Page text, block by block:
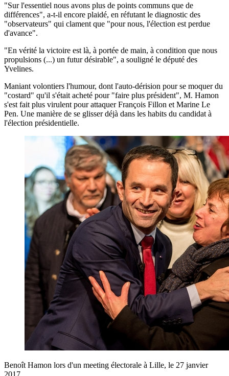
"Sur l'essentiel nous avons plus de points communs que de
différences", a-t-il encore plaidé, en réfutant le diagnostic des
"observateurs" qui clament que "pour nous, l'élection est perdue
d'avance".
"En vérité la victoire est là, à portée de main, à condition que nous
propulsions (...) un futur désirable", a souligné le député des
Yvelines.
Maniant volontiers l'humour, dont l'auto-dérision pour se moquer du
"costard" qu'il s'était acheté pour "faire plus président", M. Hamon
s'est fait plus virulent pour attaquer François Fillon et Marine Le
Pen. Une manière de se glisser déjà dans les habits du candidat à
l'élection présidentielle.
Benoît Hamon lors d'un meeting électorale à Lille, le 27 janvier
2017